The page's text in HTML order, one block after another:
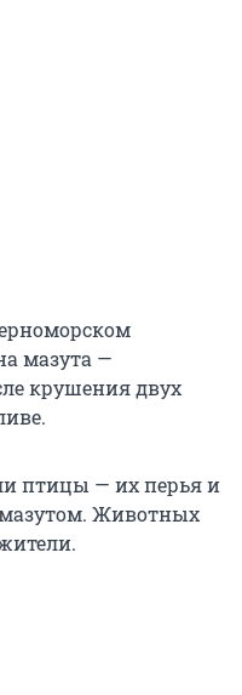
мазута —
крушения двух
птицы — их перья и
Животных